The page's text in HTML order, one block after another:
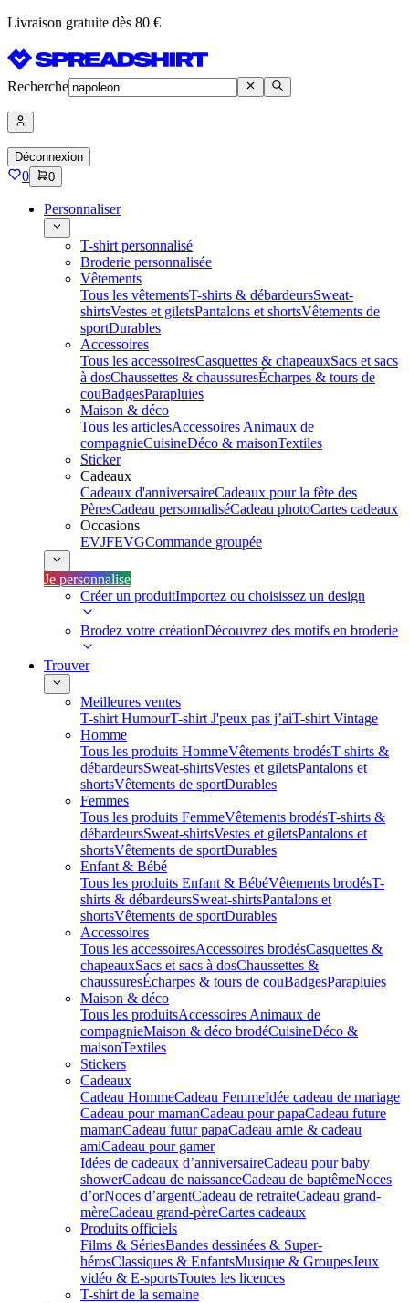
Livraison gratuite dès 80 €
Recherche
Déconnexion
0 0
Personnaliser
T-shirt personnalisé
Broderie personnalisée
Vêtements
Tous les vêtementsT-shirts & débardeursSweat-
shirtsVestes et giletsPantalons et shortsVêtements de
sportDurables
Accessoires
Tous les accessoiresCasquettes & chapeauxSacs et sacs
à dosChaussettes & chaussuresÉcharpes & tours de
couBadgesParapluies
Maison & déco
Tous les articlesAccessoires Animaux de
compagnieCuisineDéco & maisonTextiles
Sticker
Cadeaux
Cadeaux d'anniversaireCadeaux pour la fête des
PèresCadeau personnaliséCadeau photoCartes cadeaux
Occasions
EVJFEVGCommande groupée
Je personnalise
Créer un produitImportez ou choisissez un design
Brodez votre créationDécouvrez des motifs en broderie
Trouver
Meilleures ventes
T-shirt HumourT-shirt J'peux pas j’aiT-shirt Vintage
Homme
Tous les produits HommeVêtements brodésT-shirts &
débardeursSweat-shirtsVestes et giletsPantalons et
shortsVêtements de sportDurables
Femmes
Tous les produits FemmeVêtements brodésT-shirts &
débardeursSweat-shirtsVestes et giletsPantalons et
shortsVêtements de sportDurables
Enfant & Bébé
Tous les produits Enfant & BébéVêtements brodésT-
shirts & débardeursSweat-shirtsPantalons et
shortsVêtements de sportDurables
Accessoires
Tous les accessoiresAccessoires brodésCasquettes &
chapeauxSacs et sacs à dosChaussettes &
chaussuresÉcharpes & tours de couBadgesParapluies
Maison & déco
Tous les produitsAccessoires Animaux de
compagnieMaison & déco brodéCuisineDéco &
maisonTextiles
Stickers
Cadeaux
Cadeau HommeCadeau FemmeIdée cadeau de mariage​
Cadeau pour mamanCadeau pour papaCadeau future
mamanCadeau futur papaCadeau amie & cadeau
amiCadeau pour gamer
Idées de cadeaux d’anniversaireCadeau pour baby
showerCadeau de naissanceCadeau de baptêmeNoces
d’orNoces d’argentCadeau de retraiteCadeau grand-
mèreCadeau grand-pèreCartes cadeaux
Produits officiels
Films & SériesBandes dessinées & Super-
hérosClassiques & EnfantsMusique & GroupesJeux
vidéo & E-sportsToutes les licences
T-shirt de la semaine